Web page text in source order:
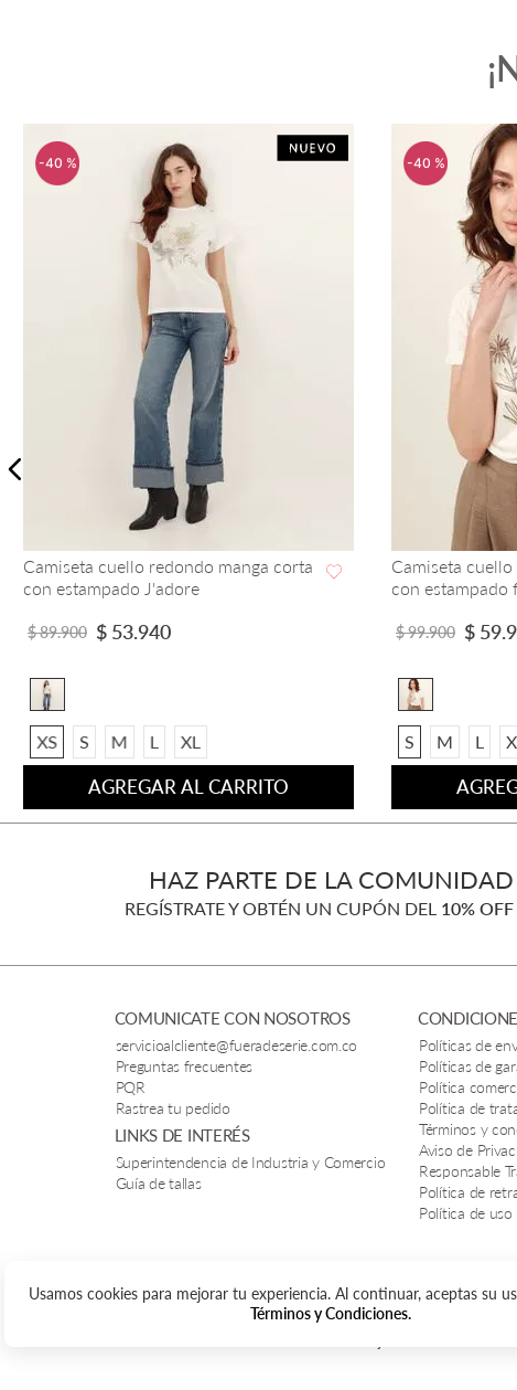
Usamos cookies para mejorar tu experiencia. Al continuar, aceptas su
Términos y Condiciones.
-40 %
Camiseta cuello redondo manga corta
con estampado J'adore
$89.900 $ 53.940
XS S M L XL
AGREGAR AL CARRITO
-40 %
Camiseta
con estampado
$99.900 $ 59.
S M L
HAZ PARTE DE LA COMUNIDAD
REGÍSTRATE Y OBTÉN UN CUPÓN DEL 10% OFF
COMUNICATE CON NOSOTROS
servicioalcliente@fueradeserie.com.co
Preguntas frecuentes
PQR
Rastrea tu pedido
LINKS DE INTERÉS
Superintendencia de Industria y Comercio
Guía de tallas
Políticas de
Políticas de
Política
Política de
Términos y
Aviso de
Responsable
Política de
Política de
Todos los derechos reservados. © Ishajon SAS / FUERA